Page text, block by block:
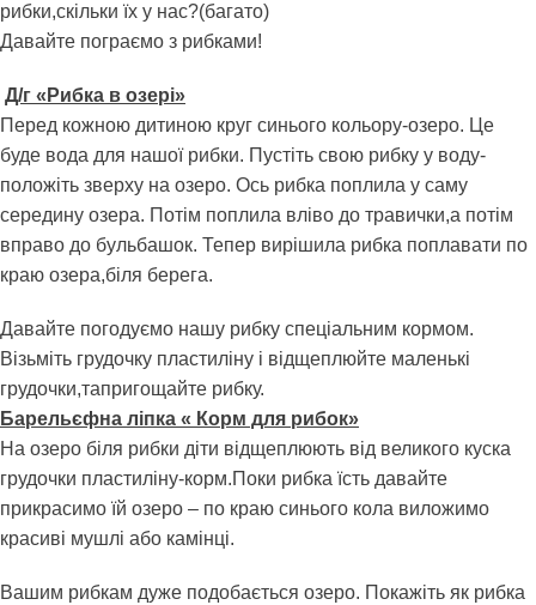
рибки,скільки їх у нас?(багато)
Давайте пограємо з рибками!
Д/г «Рибка в озері»
Перед кожною дитиною круг синього кольору-озеро. Це
буде вода для нашої рибки. Пустіть свою рибку у воду-
положіть зверху на озеро. Ось рибка поплила у саму
середину озера. Потім поплила вліво до травички,а потім
вправо до бульбашок. Тепер вирішила рибка поплавати по
краю озера,біля берега.
Давайте погодуємо нашу рибку спеціальним кормом.
Візьміть грудочку пластиліну і відщеплюйте маленькі
грудочки,тапригощайте рибку.
Барельєфна ліпка « Корм для рибок»
На озеро біля рибки діти відщеплюють від великого куска
грудочки пластиліну-корм.Поки рибка їсть давайте
прикрасимо їй озеро – по краю синього кола виложимо
красиві мушлі або камінці.
Вашим рибкам дуже подобається озеро. Покажіть як рибка